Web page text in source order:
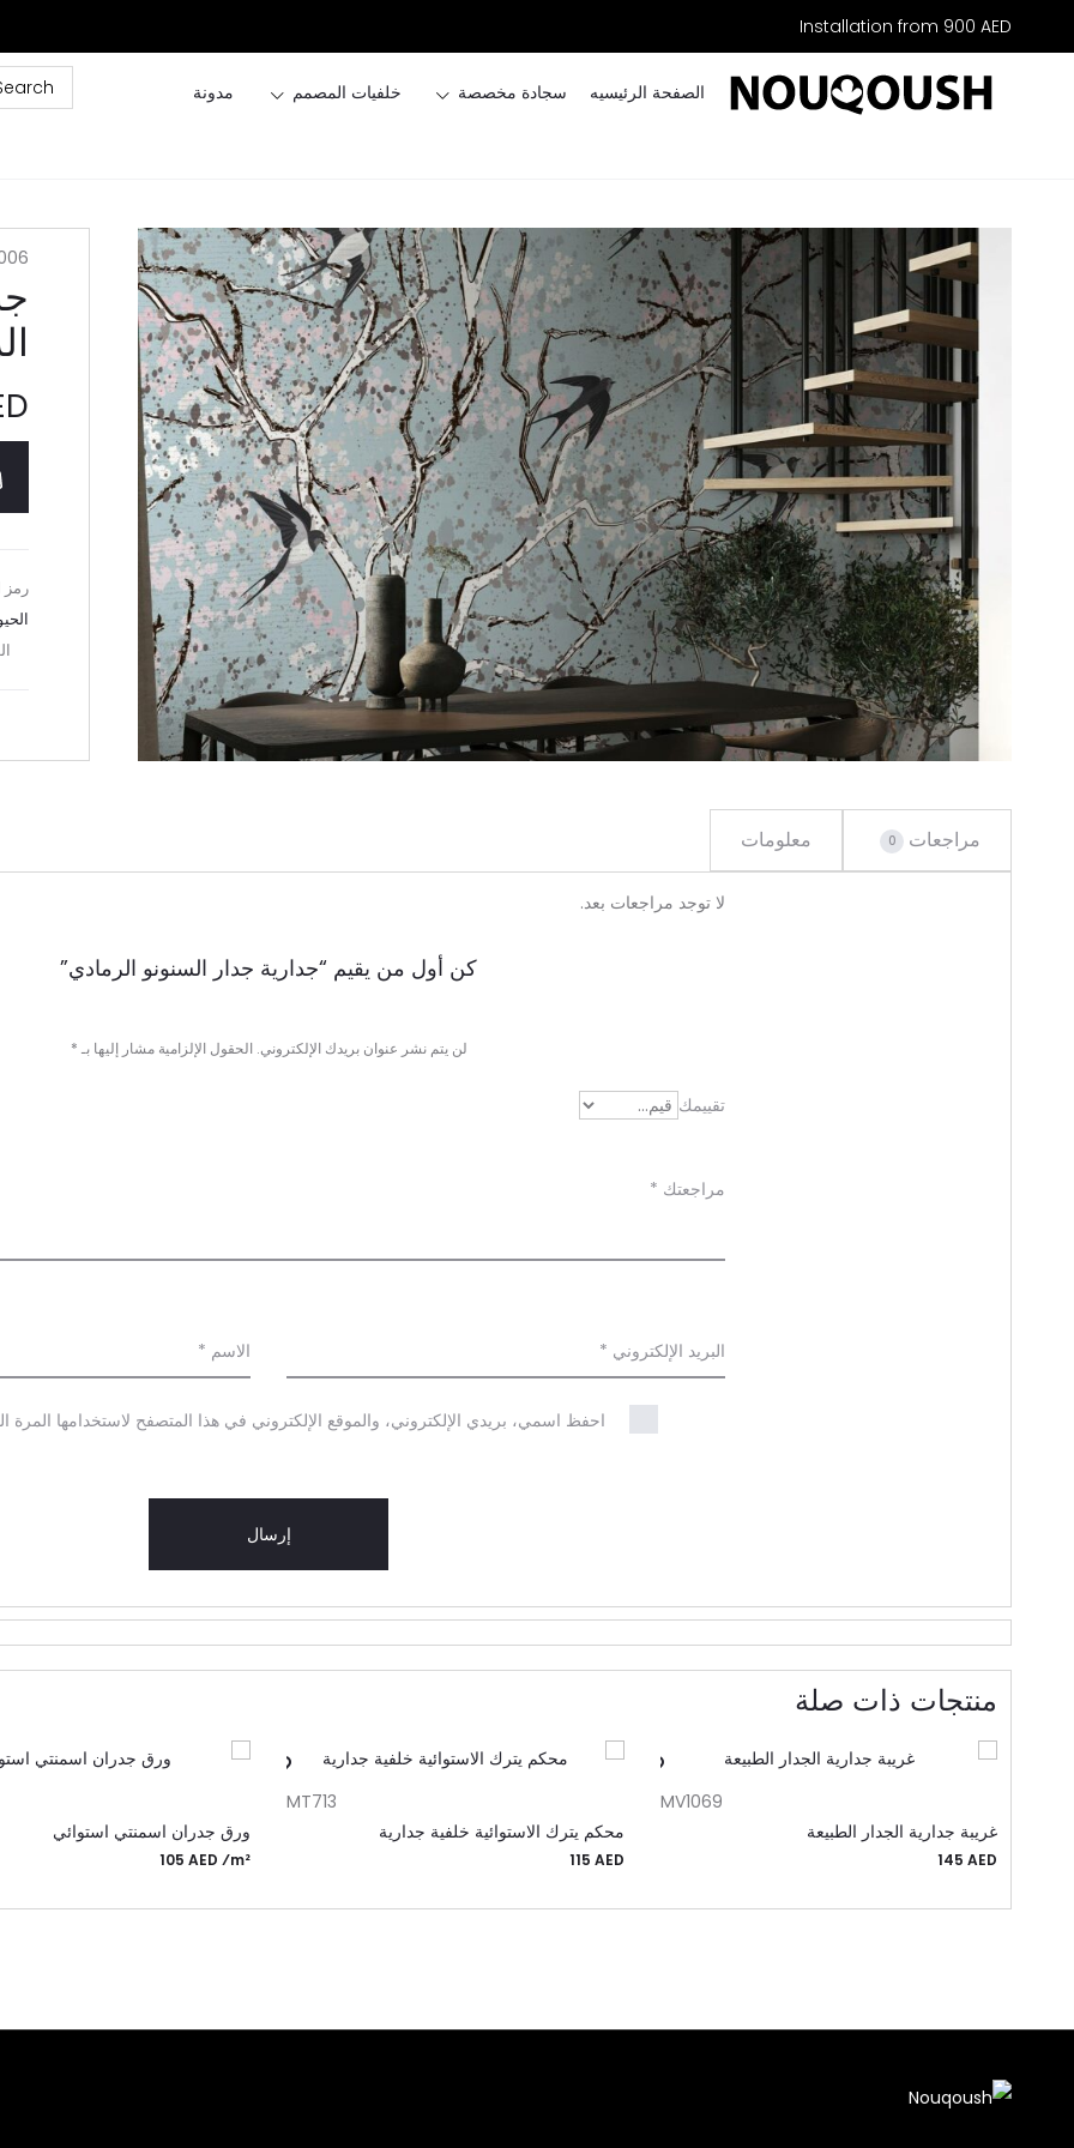
Installation from 900 AED
الصفحة الرئیسیه سجادة مخصصة خلفيات المصمم مدونة
رمز
مراجعات 0 معلومات
ا
ج
ا
ت
لا توجد مراجعات بعد.
كن أول من يقيم “جدارية جدار السنونو الرمادي”
لن يتم نشر عنوان بريدك الإلكتروني. الحقول الإلزامية مشار إليها بـ *
تقييمك
مراجعتك *
الاسم * البريد الإلكتروني *
احفظ اسمي، بريدي الإلكتروني، والموقع الإلكتروني في هذا المتصفح لاستخدامها المرة
منتجات ذات صلة
MV1069
غريبة جدارية الجدار الطبيعة
145 AED
MT713
محكم يترك الاستوائية خلفية جدارية
115 AED
ورق جدران اسمنتي استوائي
105 AED ⁄m²